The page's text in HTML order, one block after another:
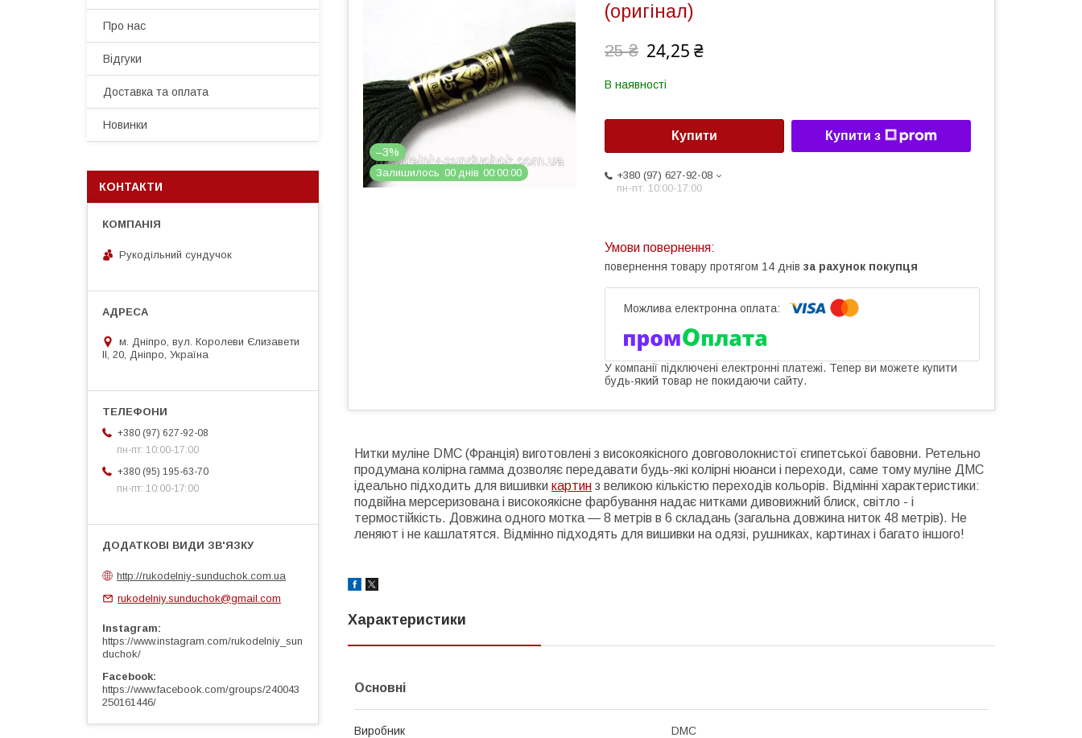
–3%
Залишилось 00 днів 00 00 00
(оригінал)
25 ₴ 24,25 ₴
В наявності
Купити Купити з
+380 (97) 627-92-08
пн-пт: 10:00-17:00
повернення товару протягом 14 днів за рахунок покупця
У компанії підключені електронні платежі. Тепер ви можете купити
будь-який товар не покидаючи сайту.
Нитки муліне DMC (Франція) виготовлені з високоякісного довговолокнистої єгипетської бавовни. Ретельно
продумана колірна гамма дозволяє передавати будь-які колірні нюанси і переходи, саме тому муліне ДМС
ідеально підходить для вишивки картин з великою кількістю переходів кольорів. Відмінні характеристики:
подвійна мерсеризована і високоякісне фарбування надає нитками дивовижний блиск, світло - і
термостійкість. Довжина одного мотка ― 8 метрів в 6 складань (загальна довжина ниток 48 метрів). Не
леняют і не кашлатятся. Відмінно підходять для вишивки на одязі, рушниках, картинах і багато іншого!
Характеристики
Основні
Виробник DMC
Про нас
Відгуки
Доставка та оплата
Новинки
КОНТАКТИ
Рукодільний сундучок
м. Дніпро, вул. Королеви Єлизавети
ІІ, 20, Дніпро, Україна
+380 (97) 627-92-08
пн-пт: 10:00-17:00
+380 (95) 195-63-70
пн-пт: 10:00-17:00
http://rukodelniy-sunduchok.com.ua
rukodelniy.sunduchok@gmail.com
Instagram
https://www.instagram.com/rukodelniy_sun
duchok/
Facebook
https://www.facebook.com/groups/240043
250161446/